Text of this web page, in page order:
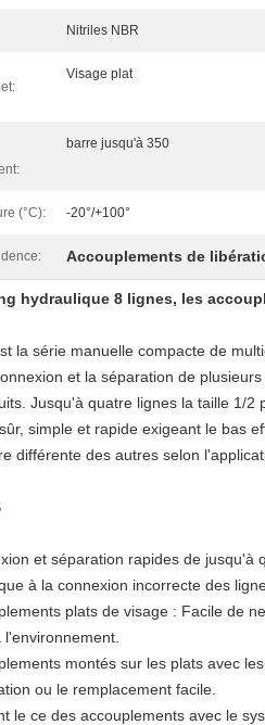
Nitriles NBR
Visage plat
barre jusqu'à 350
(°C): -20°/+100°
Accouplements de
hydraulique 8 lignes, les
la série manuelle compacte de
et la séparation de
Jusqu'à quatre lignes la taille 1/
simple et rapide exigeant le bas
différente des autres selon
et séparation rapides de jusqu'à
à la connexion incorrecte des
plats de visage : Facile de
l'environnement.
montés sur les plats avec
ou le remplacement facile.
le ce des accouplements avec le